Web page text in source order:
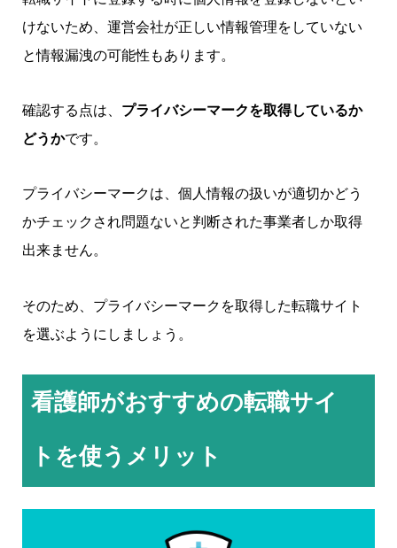
けないため、運営会社が正しい情報管理をしていない
と情報漏洩の可能性もあります。
確認する点は、 プライバシーマークを取得しているか
どうかです。
プライバシーマークは、個人情報の扱いが適切かどう
かチェックされ問題ないと判断された事業者しか取得
出来ません。
そのため、プライバシーマークを取得した転職サイト
を選ぶようにしましょう。
看護師がおすすめの転職サイ
トを使うメリット